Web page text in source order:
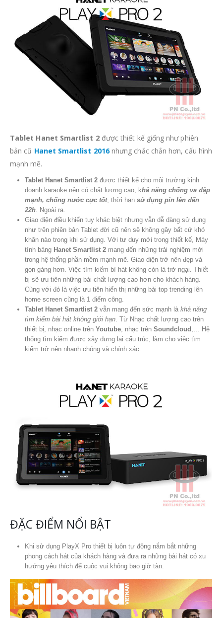
Tablet Hanet Smartlist 2được thiết kế giống như phiên
bản cũ Hanet Smartlist 2016nhưng chắc chắn hơn, cấu hình
mạnh mẽ.
Tablet Hanet Smartlist 2được thiết kế cho môi trường kinh
doanh karaoke nên có chất lượng cao, khả năng chống va đập
mạnh, chống nước cực tốt, thời hạn sử dụng pin lên đến
22h. Ngoài ra.
Giao diện điều khiển tuy khác biệt nhưng vẫn dễ dàng sử dụng
như trên phiên bản Tablet đời cũ nên sẽ không gây bất cứ khó
khăn nào trong khi sử dụng. Với tư duy mới trong thiết kế, Máy
tính bảng Hanet Smartlist 2mang đến những trải nghiệm mới
trong hệ thống phần mềm mạnh mẽ. Giao diện trở nên đẹp và
gọn gàng hơn. Việc tìm kiếm bì hát không còn là trở ngại. Thiết
bị sẽ ưu tiên những bài chất lượng cao hơn cho khách hàng.
Cùng với đó là việc ưu tiên hiển thị những bài top trending lên
home screen cũng là 1 điểm công.
Tablet Hanet Smartlist 2vẫn mang đến sức mạnh là khả năng
tìm kiếm bài hát không giới hạn. Từ Nhạc chất lượng cao trên
thiết bị, nhạc online trên Youtube, nhạc trên Soundcloud
,… Hệ
thống tìm kiếm được xây dựng lại cấu trúc, làm cho việc tìm
kiếm trở nên nhanh chóng và chính xác.
ĐẶC ĐIỂM NỔI BẬT
Khi sử dụng PlayX Pro thiết bị luôn tự động nắm bắt những
phong cách hát của khách hàng và đưa ra những bài hát có xu
hướng yêu thích để cuộc vui không bao giờ tàn.